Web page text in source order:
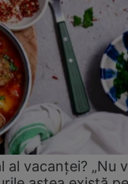
al vacanței? „Nu